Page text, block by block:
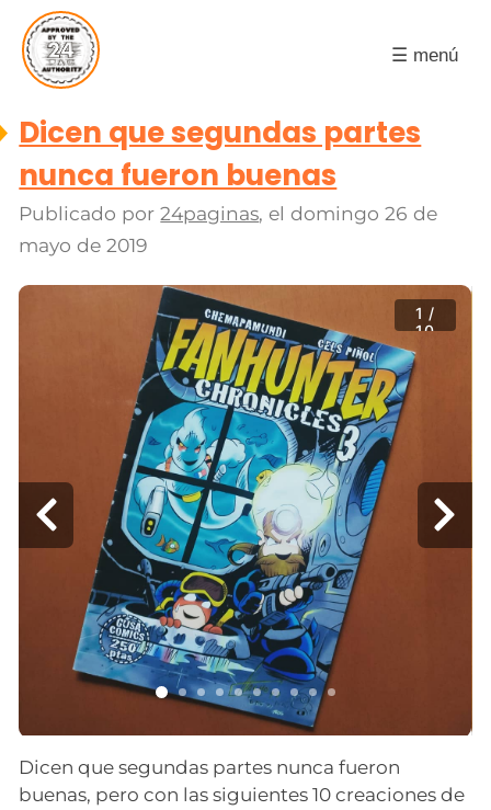
☰ menú
Dicen que segundas partes
nunca fueron buenas
Publicado por24paginas, eldomingo 26 de
mayo de 2019
1 /
10
Dicen que segundas partes nunca fueron
buenas, pero con las siguientes 10 creaciones de